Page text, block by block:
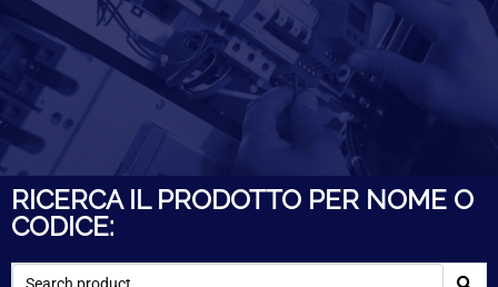
RICERCA IL PRODOTTO PER NOME O
CODICE: